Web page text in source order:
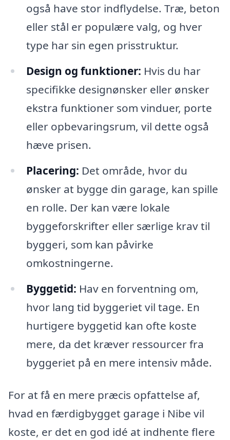
også have stor indflydelse. Træ, beton
eller stål er populære valg, og hver
type har sin egen prisstruktur.
Design og funktioner: Hvis du har
specifikke designønsker eller ønsker
ekstra funktioner som vinduer, porte
eller opbevaringsrum, vil dette også
hæve prisen.
Placering: Det område, hvor du
ønsker at bygge din garage, kan spille
en rolle. Der kan være lokale
byggeforskrifter eller særlige krav til
byggeri, som kan påvirke
omkostningerne.
Byggetid: Hav en forventning om,
hvor lang tid byggeriet vil tage. En
hurtigere byggetid kan ofte koste
mere, da det kræver ressourcer fra
byggeriet på en mere intensiv måde.
For at få en mere præcis opfattelse af,
hvad en færdigbygget garage i Nibe vil
koste, er det en god idé at indhente flere